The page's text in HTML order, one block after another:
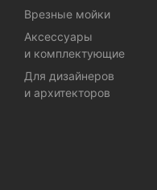
Врезные мойки
Аксессуары
и комплектующие
Для дизайнеров
и архитекторов